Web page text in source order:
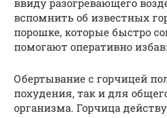
ввиду разогревающего
вспомнить об известных
порошке, которые быстро
помогают оперативно
Обертывание с горчицей
похудения, так и для
организма. Горчица